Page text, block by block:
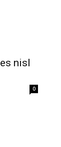
nisl
0